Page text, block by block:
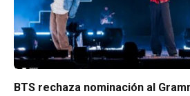
BTS rechaza nominación al